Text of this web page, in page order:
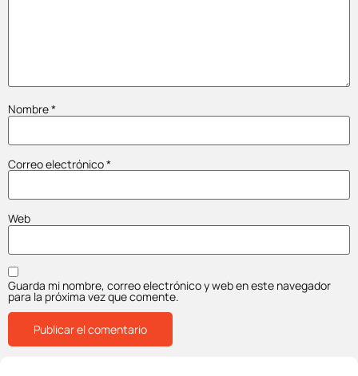
Nombre*
Correo electrónico*
Web
Guarda mi nombre, correo electrónico y web en este navegador
para la próxima vez que comente.